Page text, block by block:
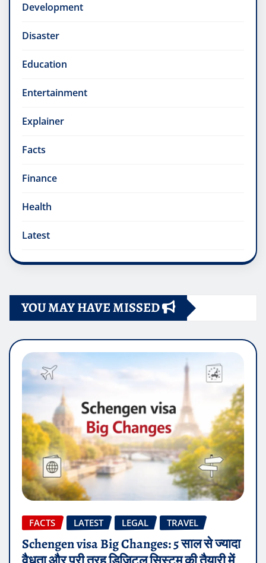
Development
Disaster
Education
Entertainment
Explainer
Facts
Finance
Health
Latest
YOU MAY HAVE MISSED
FACTS LATEST LEGAL TRAVEL
Schengen visa Big Changes: 5 साल से ज्यादा